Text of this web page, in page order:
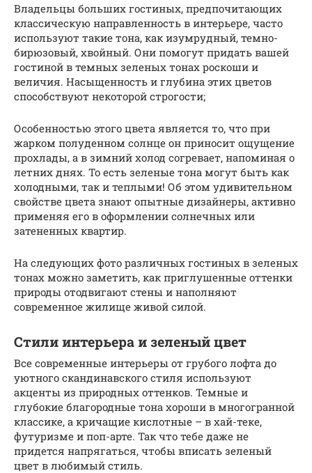
Владельцы больших гостиных, предпочитающих
классическую направленность в интерьере, часто
используют такие тона, как изумрудный, темно-
бирюзовый, хвойный. Они помогут придать вашей
гостиной в темных зеленых тонах роскоши и
величия. Насыщенность и глубина этих цветов
способствуют некоторой строгости;
Особенностью этого цвета является то, что при
жарком полуденном солнце он приносит ощущение
прохлады, а в зимний холод согревает, напоминая о
летних днях. То есть зеленые тона могут быть как
холодными, так и теплыми! Об этом удивительном
свойстве цвета знают опытные дизайнеры, активно
применяя его в оформлении солнечных или
затененных квартир.
На следующих фото различных гостиных в зеленых
тонах можно заметить, как приглушенные оттенки
природы отодвигают стены и наполняют
современное жилище живой силой.
Стили интерьера и зеленый цвет
Все современные интерьеры от грубого лофта до
уютного скандинавского стиля используют
акценты из природных оттенков. Темные и
глубокие благородные тона хороши в многогранной
классике, а кричащие кислотные – в хай-теке,
футуризме и поп-арте. Так что тебе даже не
придется напрягаться, чтобы вписать зеленый
цвет в любимый стиль.